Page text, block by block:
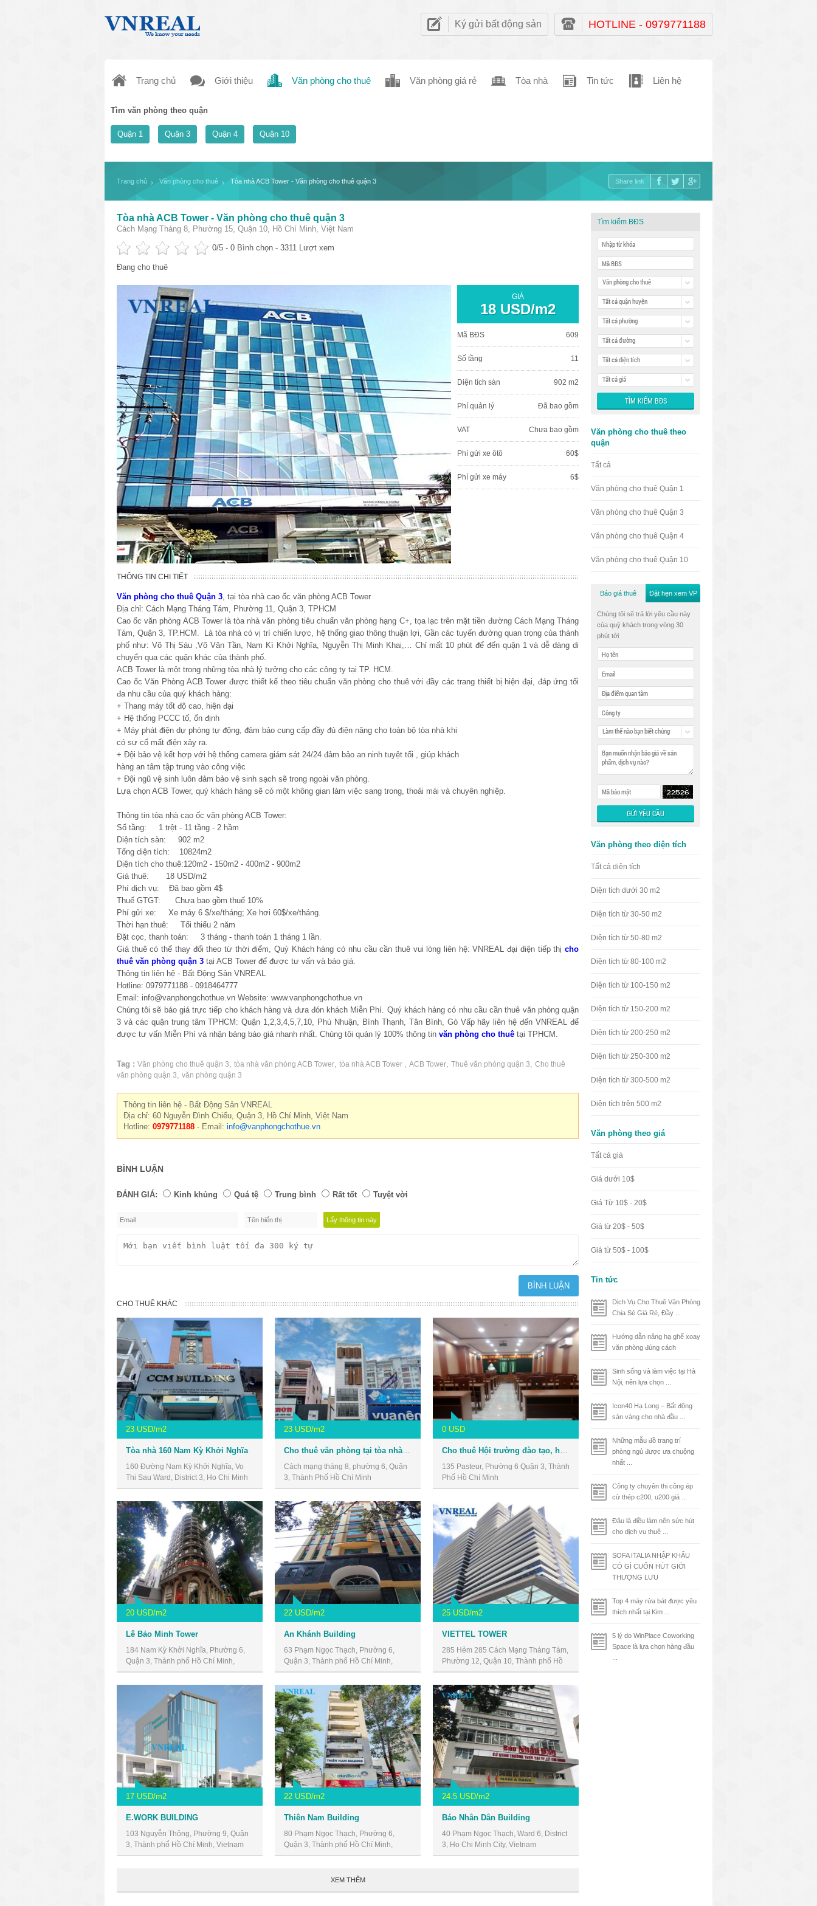
Ký gửi bất động sản HOTLINE - 0979771188
Trang chủ Giới thiệu Văn phòng cho thuê Văn phòng giá rẻ Tòa nhà Tin tức Liên hệ
Tìm văn phòng theo quận
Quận 1 Quận 3 Quận 4 Quận 10
Trang chủ Văn phòng cho thuê Tòa nhà ACB Tower - Văn phòng cho thuê quận 3 Share link
Tòa nhà ACB Tower - Văn phòng cho thuê quận 3
Cách Mạng Tháng 8, Phường 15, Quận 10, Hồ Chí Minh, Việt Nam
0/5 - 0 Bình chọn - 3311 Lượt xem
Đang cho thuê
GIÁ
18 USD/m2
Mã BĐS 609
Số tầng 11
Diện tích sàn 902 m2
Phí quản lý Đã bao gồm
VAT Chưa bao gồm
Phí gửi xe ôtô 60$
Phí gửi xe máy 6$
THÔNG TIN CHI TIẾT
Văn phòng cho thuê Quận 3 , tại tòa nhà cao ốc văn phòng ACB Tower
Địa chỉ: Cách Mạng Tháng Tám, Phường 11, Quận 3, TPHCM
Cao ốc văn phòng ACB Tower là tòa nhà văn phòng tiêu chuẩn văn phòng hạng C+, tọa lạc trên mặt tiền đường Cách Mạng Tháng
Tám, Quận 3, TP.HCM. Là tòa nhà có vị trí chiến lược, hệ thống giao thông thuận lợi, Gần các tuyến đường quan trọng của thành
phố như: Võ Thị Sáu ,Võ Văn Tần, Nam Kì Khởi Nghĩa, Nguyễn Thị Minh Khai,… Chỉ mất 10 phút để đến quận 1 và dễ dàng di
chuyển qua các quận khác của thành phố.
ACB Tower là một trong những tòa nhà lý tưởng cho các công ty tại TP. HCM.
Cao ốc Văn Phòng ACB Tower được thiết kế theo tiêu chuẩn văn phòng cho thuê với đầy các trang thiết bị hiện đại, đáp ứng tối
đa nhu cầu của quý khách hàng:
+ Thang máy tốt độ cao, hiện đại
+ Hệ thống PCCC tố, ổn định
+ Máy phát điện dự phòng tự động, đảm bảo cung cấp đầy đủ điện năng cho toàn bộ tòa nhà khi
có sự cố mất điện xảy ra.
+ Đội bảo vệ kết hợp với hệ thống camera giám sát 24/24 đảm bảo an ninh tuyệt tối , giúp khách
hàng an tâm tập trung vào công việc
+ Đội ngũ vệ sinh luôn đảm bảo vệ sinh sạch sẽ trong ngoài văn phòng.
Lựa chọn ACB Tower, quý khách hàng sẽ có một không gian làm việc sang trong, thoải mái và chuyên nghiệp.
Thông tin tòa nhà cao ốc văn phòng ACB Tower:
Số tầng: 1 trệt - 11 tầng - 2 hầm
Diện tích sàn: 902 m2
Tổng diện tích: 10824m2
Diện tích cho thuê:120m2 - 150m2 - 400m2 - 900m2
Giá thuê: 18 USD/m2
Phí dịch vụ: Đã bao gồm 4$
Thuế GTGT: Chưa bao gồm thuế 10%
Phí gửi xe: Xe máy 6 $/xe/tháng; Xe hơi 60$/xe/tháng.
Thời hạn thuê: Tối thiểu 2 năm
Đặt cọc, thanh toán: 3 tháng - thanh toán 1 tháng 1 lần.
Giá thuê có thể thay đổi theo từ thời điểm, Quý Khách hàng có nhu cầu cần thuê vui lòng liên hệ: VNREAL đại diện tiếp thị cho
thuê văn phòng quận 3 tại ACB Tower để được tư vấn và báo giá.
Thông tin liên hệ - Bất Động Sản VNREAL
Hotline: 0979771188 - 0918464777
Email: info@vanphongchothue.vn Website: www.vanphongchothue.vn
Chúng tôi sẽ báo giá trực tiếp cho khách hàng và đưa đón khách Miễn Phí. Quý khách hàng có nhu cầu cần thuê văn phòng quận
3 và các quận trung tâm TPHCM: Quận 1,2,3,4,5,7,10, Phú Nhuận, Bình Thạnh, Tân Bình, Gò Vấp hãy liên hệ đến VNREAL để
được tư vấn Miễn Phí và nhận bảng báo giá nhanh nhất. Chúng tôi quản lý 100% thông tin văn phòng cho thuê tại TPHCM.
Tag : Văn phòng cho thuê quận 3 tòa nhà văn phòng ACB Tower tòa nhà ACB Tower ACB Tower Thuê văn phòng quận 3
Cho thuê
văn phòng quận 3
văn phòng quận 3
Thông tin liên hệ - Bất Động Sản VNREAL
Địa chỉ: 60 Nguyễn Đình Chiểu, Quận 3, Hồ Chí Minh, Việt Nam
Hotline: 0979771188 - Email: info@vanphongchothue.vn
BÌNH LUẬN
ĐÁNH GIÁ: Kinh khủng Quá tệ Trung bình Rất tốt Tuyệt vời
CHO THUÊ KHÁC
23 USD/m2
Tòa nhà 160 Nam Kỳ Khởi Nghĩa
160 Đường Nam Kỳ Khởi Nghĩa, Vo
Thi Sau Ward, District 3, Ho Chi Minh
City, Vietnam
23 USD/m2
Cách mạng tháng 8, phường 6, Quận
3, Thành Phố Hồ Chí Minh
0 USD
135 Pasteur, Phường 6 Quận 3, Thành
Phố Hồ Chí Minh
20 USD/m2
Lê Bảo Minh Tower
184 Nam Kỳ Khởi Nghĩa, Phường 6,
Quận 3, Thành phố Hồ Chí Minh,
Vietnam
22 USD/m2
An Khánh Building
63 Phạm Ngọc Thạch, Phường 6,
Quận 3, Thành phố Hồ Chí Minh,
Vietnam
25 USD/m2
VIETTEL TOWER
285 Hẻm 285 Cách Mạng Tháng Tám,
Phường 12, Quận 10, Thành phố Hồ
Chí Minh, Vietnam
17 USD/m2
E.WORK BUILDING
103 Nguyễn Thông, Phường 9, Quận
3, Thành phố Hồ Chí Minh, Vietnam
22 USD/m2
Thiên Nam Building
80 Phạm Ngọc Thạch, Phường 6,
Quận 3, Thành phố Hồ Chí Minh,
Vietnam
24.5 USD/m2
Báo Nhân Dân Building
40 Phạm Ngọc Thạch, Ward 6, District
3, Ho Chi Minh City, Vietnam
XEM THÊM
Tìm kiếm BĐS
Văn phòng cho thuê
Tất cả quận huyện
Tất cả phường
Tất cả đường
Tất cả diện tích
Tất cả giá
Văn phòng cho thuê theo
quận
Tất cả
Văn phòng cho thuê Quận 1
Văn phòng cho thuê Quận 3
Văn phòng cho thuê Quận 4
Văn phòng cho thuê Quận 10
Báo giá thuê Đặt hẹn xem VP
Chúng tôi sẽ trả lời yêu cầu này
của quý khách trong vòng 30
phút tới
Làm thế nào bạn biết chúng
Văn phòng theo diện tích
Tất cả diện tích
Diện tích dưới 30 m2
Diện tích từ 30-50 m2
Diện tích từ 50-80 m2
Diện tích từ 80-100 m2
Diện tích từ 100-150 m2
Diện tích từ 150-200 m2
Diện tích từ 200-250 m2
Diện tích từ 250-300 m2
Diện tích từ 300-500 m2
Diện tích trên 500 m2
Văn phòng theo giá
Tất cả giá
Giá dưới 10$
Giá Từ 10$ - 20$
Giá từ 20$ - 50$
Giá từ 50$ - 100$
Tin tức
Dịch Vụ Cho Thuê Văn Phòng
Chia Sẻ Giá Rẻ, Đầy ...
Hướng dẫn nâng hạ ghế xoay
văn phòng đúng cách
Sinh sống và làm việc tại Hà
Nội, nên lựa chọn ...
Icon40 Hạ Long – Bất động
sản vàng cho nhà đầu ...
Những mẫu đồ trang trí
phòng ngủ được ưa chuộng
nhất ...
Công ty chuyên thi công ép
cừ thép c200, u200 giá ...
Đâu là điều làm nên sức hút
cho dịch vụ thuê ...
SOFA ITALIA NHẬP KHẨU
CÓ GÌ CUỐN HÚT GIỚI
THƯỢNG LƯU
Top 4 máy rửa bát được yêu
thích nhất tại Kim ...
5 lý do WinPlace Coworking
Space là lựa chọn hàng đầu
văn phòng cho thuê quận 3
văn phòng quận 1
văn phòng quận 3
cao ốc văn phòng quận 1
cao ốc văn phòng quận 3